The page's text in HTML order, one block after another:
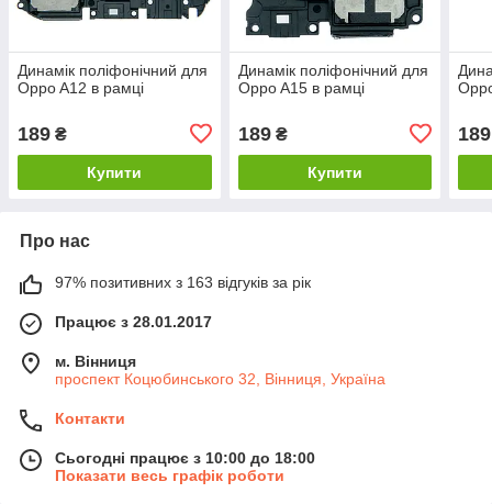
Динамік поліфонічний для
Oppo A12 в рамці
189 ₴
Купити
Динамік поліфонічний для
Oppo A15 в рамці
189₴
Купити
189
Про нас
97% позитивних з 163 відгуків за рік
Працює з 28.01.2017
м. Вінниця
проспект Коцюбинського 32, Вінниця, Україна
Контакти
Сьогодні працює з 10:00 до 18:00
Показати весь графік роботи